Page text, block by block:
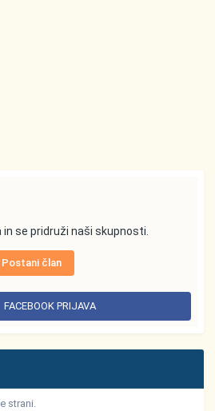
in se pridruži naši skupnosti.
Postani član
FACEBOOK PRIJAVA
strani.